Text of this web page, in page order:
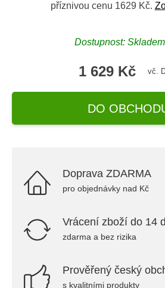
příznivou cenu 1629 Kč.
Dostupnost:
1 629 Kč vč.
DO
Doprava ZDARMA
pro objednávky nad Kč
Vrácení zboží do 14
zdarma a bez rizika
Prověřený český
s kvalitními produkty